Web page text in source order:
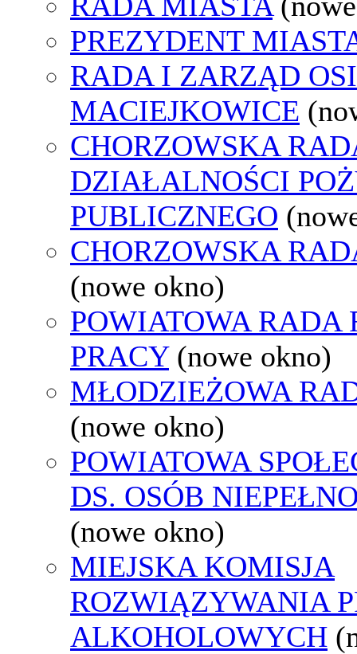
PREZYDENT
RADA I ZARZĄD
MACIEJKOWICE
CHORZOWSKA
DZIAŁALNOŚCI
PUBLICZNEGO
CHORZOWSKA
(nowe okno)
POWIATOWA RADA
PRACY (nowe okno)
MŁODZIEŻOWA
(nowe okno)
POWIATOWA
DS. OSÓB
(nowe okno)
MIEJSKA KOMISJA
ROZWIĄZYWANIA
ALKOHOLOWYCH